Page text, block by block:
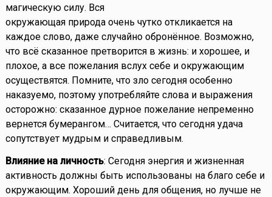
магическую силу. Вся
окружающая природа очень чутко откликается на
каждое слово, даже случайно обронённое. Возможно,
что всё сказанное претворится в жизнь: и хорошее, и
плохое, а все пожелания вслух себе и окружающим
осуществятся. Помните, что зло сегодня особенно
наказуемо, поэтому употребляйте слова и выражения
осторожно: сказанное дурное пожелание непременно
вернется бумерангом… Считается, что сегодня удача
сопутствует мудрым и справедливым.
Влияние на личность: Сегодня энергия и жизненная
активность должны быть использованы на благо себе и
окружающим. Хороший день для общения, но лучше не